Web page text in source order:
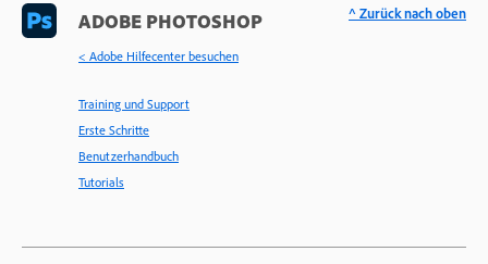
ADOBE PHOTOSHOP
< Adobe Hilfecenter besuchen
Training und Support
Erste Schritte
Benutzerhandbuch
Tutorials
^ Zurück nach oben